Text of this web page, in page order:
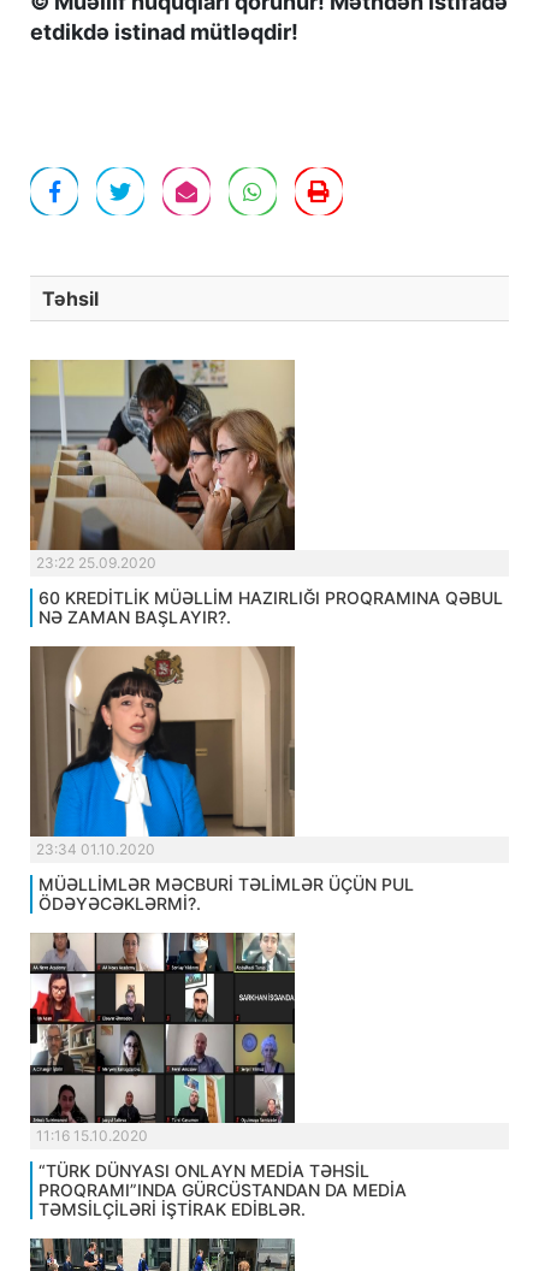
etdikdə istinad mütləqdir!
Təhsil
23:22 25.09.2020
60 KREDİTLİK MÜƏLLİM HAZIRLIĞI PROQRAMINA QƏBUL
NƏ ZAMAN BAŞLAYIR?.
23:34 01.10.2020
MÜƏLLİMLƏR MƏCBURİ TƏLİMLƏR ÜÇÜN PUL
ÖDƏYƏCƏKLƏRMİ?.
11:16 15.10.2020
“TÜRK DÜNYASI ONLAYN MEDİA TƏHSİL
PROQRAMI”INDA GÜRCÜSTANDAN DA MEDİA
TƏMSİLÇİLƏRİ İŞTİRAK EDİBLƏR.